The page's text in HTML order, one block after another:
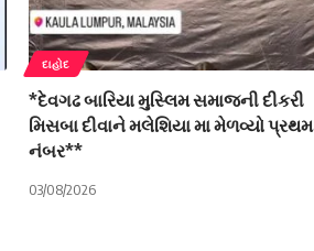
દાહોદ
*દેવગઢ બારિયા મુસ્લિમ સમાજની દીકરી
મિસબા દીવાને મલેશિયા મા મેળવ્યો પ્રથમ
નંબર**
03/08/2026